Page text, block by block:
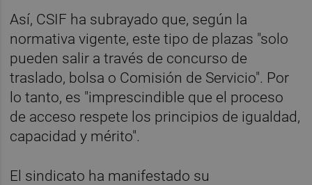
Así, CSIF ha subrayado que, según la
normativa vigente, este tipo de plazas "solo
pueden salir a través de concurso de
traslado, bolsa o Comisión de Servicio". Por
lo tanto, es "imprescindible que el proceso
de acceso respete los principios de igualdad,
capacidad y mérito".
El sindicato ha manifestado su